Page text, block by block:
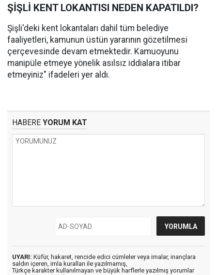
ŞİŞLİ KENT LOKANTISI NEDEN KAPATILDI?
Şişli'deki kent lokantaları dahil tüm belediye
faaliyetleri, kamunun üstün yararının gözetilmesi
çerçevesinde devam etmektedir. Kamuoyunu
manipüle etmeye yönelik asılsız iddialara itibar
etmeyiniz" ifadeleri yer aldı.
HABERE YORUM KAT
UYARI: Küfür, hakaret, rencide edici cümleler veya imalar, inançlara
saldırı içeren, imla kuralları ile yazılmamış,
Türkçe karakter kullanılmayan ve büyük harflerle yazılmış yorumlar